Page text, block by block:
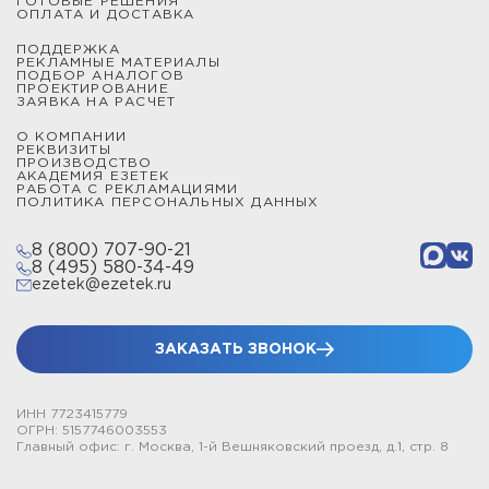
«Ezetek» специализируется на разработках в области
объема и сложности с доставкой по всей России.
ОПЛАТА И ДОСТАВКА
ПОДДЕРЖКА
РЕКЛАМНЫЕ МАТЕРИАЛЫ
ПОДБОР АНАЛОГОВ
ПРОЕКТИРОВАНИЕ
ЗАЯВКА НА РАСЧЕТ
О КОМПАНИИ
РЕКВИЗИТЫ
ПРОИЗВОДСТВО
АКАДЕМИЯ ЕЗЕТЕК
РАБОТА С РЕКЛАМАЦИЯМИ
ПОЛИТИКА ПЕРСОНАЛЬНЫХ ДАННЫХ
8 (800) 707-90-21
8 (495) 580-34-49
ezetek@ezetek.ru
ЗАКАЗАТЬ ЗВОНОК
ИНН 7723415779
ОГРН: 5157746003553
Главный офис: г. Москва, 1-й Вешняковский проезд, д.1, стр. 8